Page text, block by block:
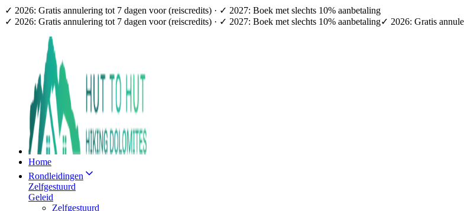
✓ 2026: Gratis annulering tot 7 dagen voor (reiscredits) · ✓ 2027: Boek met slechts 10% aanbetaling
✓ 2026: Gratis annulering tot 7 dagen voor (reiscredits) · ✓ 2027: Boek met slechts 10% aanbetaling✓ 2026: Gratis
Home
Rondleidingen
Zelfgestuurd
Geleid
Zelfgestuurd